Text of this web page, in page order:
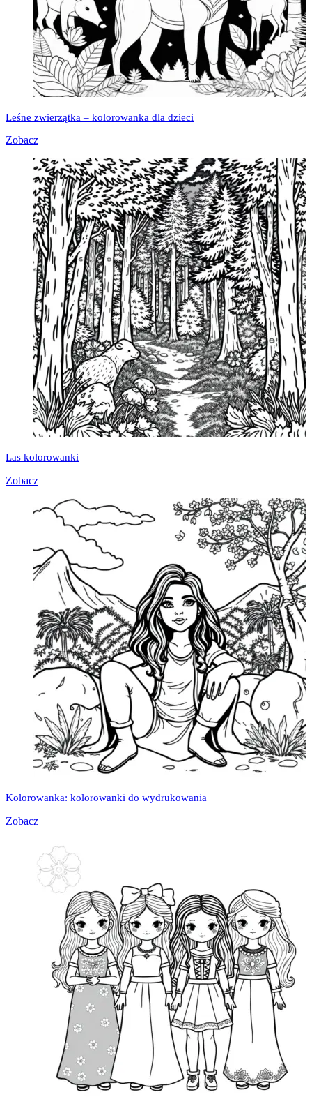
Leśne zwierzątka – kolorowanka dla dzieci
Zobacz
Las kolorowanki
Zobacz
Kolorowanka: kolorowanki do wydrukowania
Zobacz